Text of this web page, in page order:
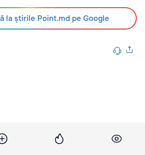
la știrile Point.md pe Google